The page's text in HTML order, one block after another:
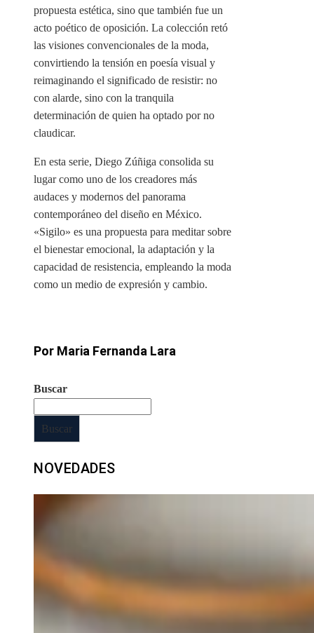
propuesta estética, sino que también fue un
acto poético de oposición. La colección retó
las visiones convencionales de la moda,
convirtiendo la tensión en poesía visual y
reimaginando el significado de resistir: no
con alarde, sino con la tranquila
determinación de quien ha optado por no
claudicar.
En esta serie, Diego Zúñiga consolida su
lugar como uno de los creadores más
audaces y modernos del panorama
contemporáneo del diseño en México.
«Sigilo» es una propuesta para meditar sobre
el bienestar emocional, la adaptación y la
capacidad de resistencia, empleando la moda
como un medio de expresión y cambio.
Por Maria Fernanda Lara
Buscar
Buscar
NOVEDADES